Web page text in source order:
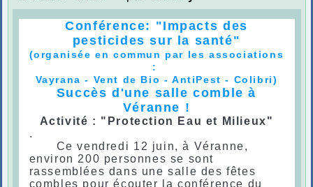
Conférence: "Impacts des
pesticides sur la santé"
(organisée en commun par les associations
:
Vayrana - Vent de Bio - AntiPest - Colibri)
Succès d'une salle comble à
Véranne !
Activité : "Protection Eau et Milieux"
.
Ce vendredi 12 juin, à Véranne,
environ 200 personnes se sont
rassemblées dans une salle des fêtes
combles pour écouter la conférence du